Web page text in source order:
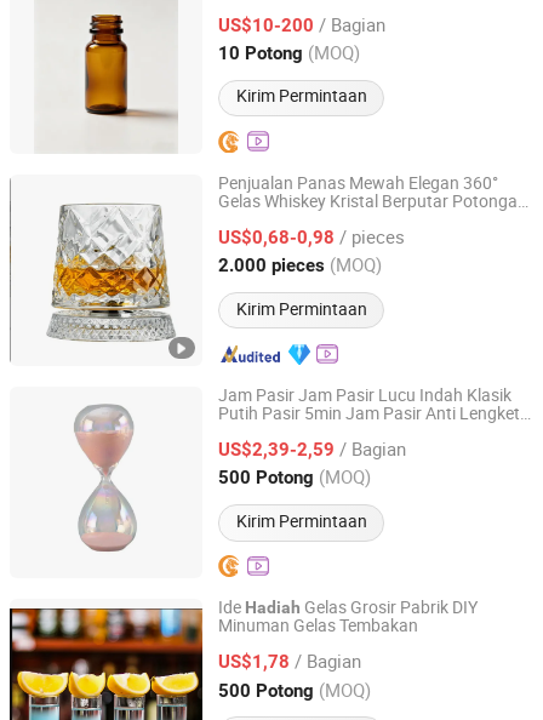
US$10-200 / Bagian
10 Potong (MOQ)
Kirim Permintaan
Zhejiang, China Harga mulai 2026
Penjualan Panas Mewah Elegan 360°
Gelas Whiskey Kristal Berputar Potongan
untuk Bar & Rumah
US$0,68-0,98 / pieces
2.000 pieces (MOQ)
Kirim Permintaan
Ningbo General Union Co., Ltd
Zhejiang, China Harga mulai 2022
Jam Pasir Jam Pasir Lucu Indah Klasik
Putih Pasir 5min Jam Pasir Anti Lengket
US$2,39-2,59 / Bagian
500 Potong (MOQ)
Kirim Permintaan
Nanan Unicome Gift Co., Ltd
Fujian, China Harga mulai 2024
Ide Hadiah Gelas Grosir Pabrik DIY
Minuman Gelas Tembakan
US$1,78 / Bagian
500 Potong (MOQ)
Shanxi Midas Industrial Co., Ltd.
Shanxi, China Harga mulai 2016